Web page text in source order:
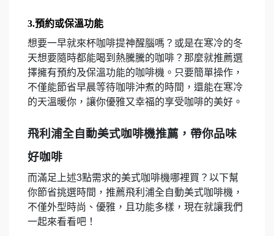
3.預約或保溫功能
想要一早就來杯咖啡提神醒腦嗎？或是在寒冷的冬
天想要隨時都能喝到熱騰騰的咖啡？那麼就推薦選
擇擁有預約及保溫功能的咖啡機。只要簡單操作，
不僅能節省早晨等待咖啡沖煮的時間，還能在寒冷
的天溫暖你，讓你優雅又幸福的享受咖啡的美好。
飛利浦全自動美式咖啡機推薦，帶你品味
好咖啡
而滿足上述3點需求的美式咖啡機哪裡買？以下幫
你節省挑選時間，推薦飛利浦全自動美式咖啡機，
不僅外型時尚、優雅，且功能多樣，現在就讓我們
一起來看看吧！